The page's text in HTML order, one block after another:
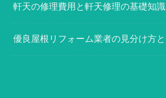
軒天の修理費用と軒天修理の基礎知識
優良屋根リフォーム業者の見分け方